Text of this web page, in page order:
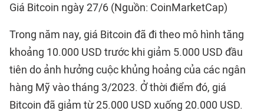
Giá Bitcoin ngày 27/6 (Nguồn: CoinMarketCap)
Trong năm nay, giá Bitcoin đã đi theo mô hình tăng
khoảng 10.000 USD trước khi giảm 5.000 USD đầu
tiên do ảnh hưởng cuộc khủng hoảng của các ngân
hàng Mỹ vào tháng 3/2023. Ở thời điểm đó, giá
Bitcoin đã giảm từ 25.000 USD xuống 20.000 USD.